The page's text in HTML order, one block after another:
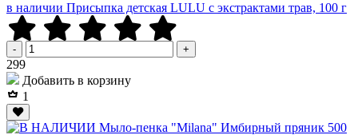
в наличии Присыпка детская LULU с экстрактами трав, 100 г
- +
299Р
Добавить в корзину
1